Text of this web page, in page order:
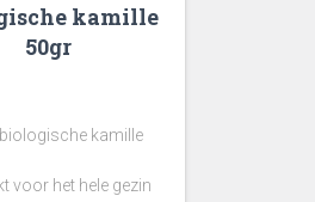
kamille
50gr
kamille
voor het hele gezin